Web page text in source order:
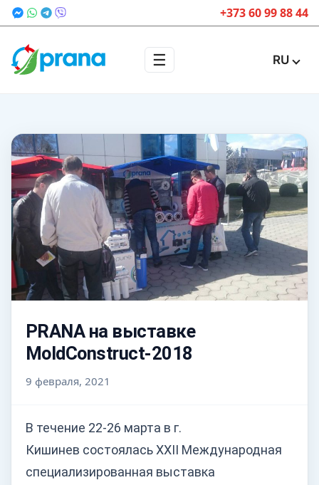
+373 60 99 88 44
☰ RU
PRANA на выставке
MoldConstruct-2018
9 февраля, 2021
В течение 22-26 марта в г.
Кишинев состоялась XXII Международная
специализированная выставка